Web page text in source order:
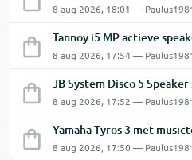
8 aug 2026, 18:01 —
Tannoy i5 MP actieve
8 aug 2026, 17:54 —
JB System Disco 5
8 aug 2026, 17:52 —
Yamaha Tyros 3 met
8 aug 2026, 17:50 —